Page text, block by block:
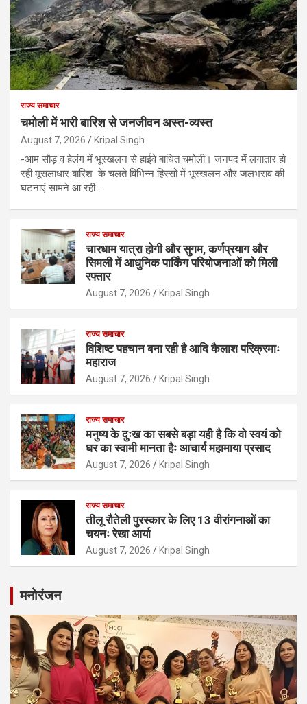
राज्य समाचार
चमोली में भारी बारिश से जनजीवन अस्त-व्यस्त
August 7, 2026 Kripal Singh
-आम सौड़ व हेलंग में भूस्खलन से हाईवे बाधित चमोली। जनपद में लगातार हो
रही मूसलाधार बारिश के चलते विभिन्न हिस्सों में भूस्खलन और जलभराव की
घटनाएं सामने आ रही…
राज्य समाचार
चारधाम यात्रा होगी और सुगम, कर्णप्रयाग और
सिमली में आधुनिक पार्किंग परियोजनाओं को मिली
रफ्तार
August 7, 2026 Kripal Singh
राज्य समाचार
विशिष्ट पहचान बना रही है आदि कैलाश परिक्रमाः
महाराज
August 7, 2026 Kripal Singh
राज्य समाचार
मनुष्य के दुःख का सबसे बड़ा यही है कि वो स्वयं को
घर का स्वामी मानता हैः आचार्य महामाया प्रसाद
August 7, 2026 Kripal Singh
राज्य समाचार
तीलू रौतेली पुरस्कार के लिए 13 वीरांगनाओं का
चयनः रेखा आर्या
August 7, 2026 Kripal Singh
मनोरंजन